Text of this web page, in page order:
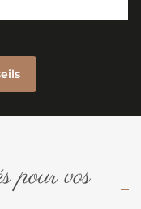
pour vos